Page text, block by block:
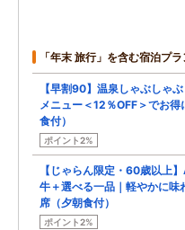
「年末 旅行」を含む宿泊プラ
【早割90】温泉しゃぶしゃ
メニュー＜12％OFF＞でお得
食付）
ポイント2%
【じゃらん限定・60歳以上
牛＋選べる一品｜軽やかに味
席（夕朝食付）
ポイント2%